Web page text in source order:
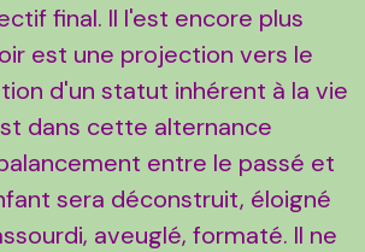
final. Il l'est encore plus
est une projection vers le
d'un statut inhérent à la vie
dans cette alternance
entre le passé et
sera déconstruit, éloigné
aveuglé, formaté. Il ne